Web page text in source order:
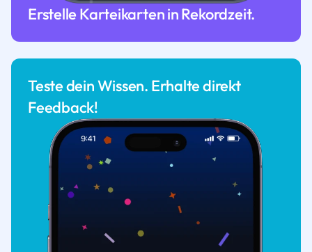
Erstelle Karteikarten in Rekordzeit.
Teste dein Wissen. Erhalte direkt
Feedback!